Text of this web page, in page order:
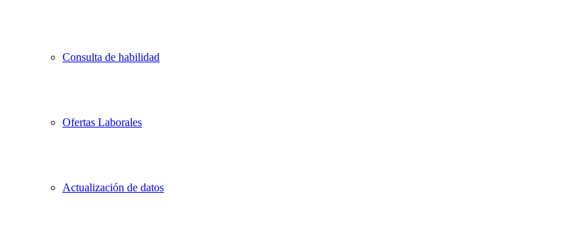
Consulta de habilidad
Ofertas Laborales
Actualización de datos